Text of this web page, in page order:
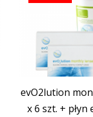
evO2lution
x 6 szt. +